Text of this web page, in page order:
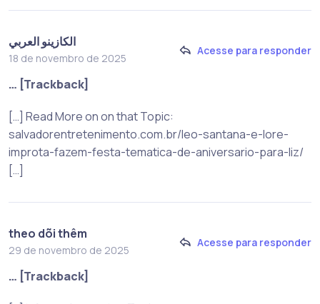
الكازينو العربي
18 de novembro de 2025
Acesse para responder
… [Trackback]
[…] Read More on on that Topic:
salvadorentretenimento.com.br/leo-santana-e-lore-
improta-fazem-festa-tematica-de-aniversario-para-liz/
[…]
theo dõi thêm
29 de novembro de 2025
Acesse para responder
… [Trackback]